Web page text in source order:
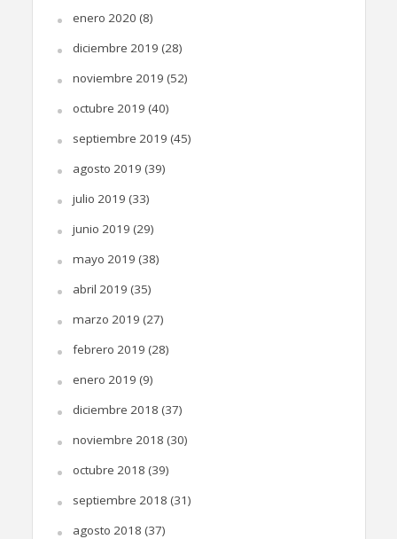
enero 2020 (8)
diciembre 2019 (28)
noviembre 2019 (52)
octubre 2019 (40)
septiembre 2019 (45)
agosto 2019 (39)
julio 2019 (33)
junio 2019 (29)
mayo 2019 (38)
abril 2019 (35)
marzo 2019 (27)
febrero 2019 (28)
enero 2019 (9)
diciembre 2018 (37)
noviembre 2018 (30)
octubre 2018 (39)
septiembre 2018 (31)
agosto 2018 (37)